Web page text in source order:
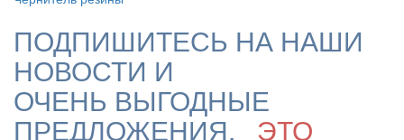
ПОДПИШИТЕСЬ НА НАШИ
НОВОСТИ И
ОЧЕНЬ ВЫГОДНЫЕ
ПРЕДЛОЖЕНИЯ. ЭТО